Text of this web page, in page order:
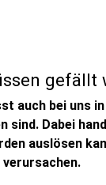
gefällt
auch bei uns
sind. Dabei
auslösen